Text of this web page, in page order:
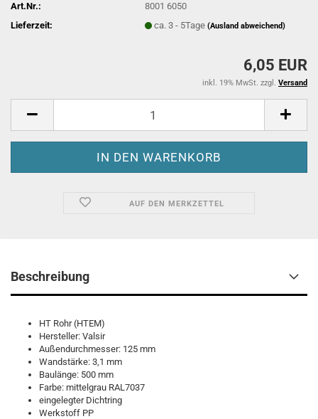
Art.Nr.:
8001 6050
Lieferzeit:
ca. 3 - 5Tage(Ausland abweichend)
6,05 EUR
inkl. 19% MwSt. zzgl. Versand
AUF DEN MERKZETTEL
Beschreibung
HT Rohr (HTEM)
Hersteller: Valsir
Außendurchmesser: 125 mm
Wandstärke: 3,1 mm
Baulänge: 500 mm
Farbe: mittelgrau RAL7037
eingelegter Dichtring
Werkstoff PP